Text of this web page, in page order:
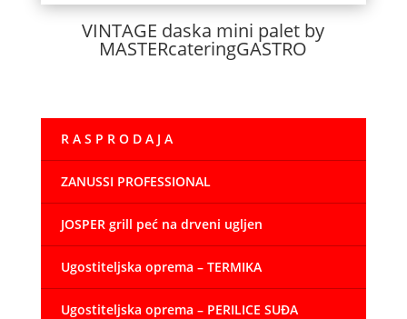
VINTAGE daska mini palet by
MASTERcateringGASTRO
R A S P R O D A J A
ZANUSSI PROFESSIONAL
JOSPER grill peć na drveni ugljen
Ugostiteljska oprema – TERMIKA
Ugostiteljska oprema – PERILICE SUĐA